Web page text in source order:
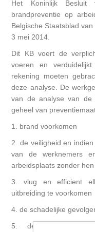
Het Koninlijk Besluit
brandpreventie op
Belgische Staatsblad
3 mei 2014.
Dit KB voert de
voeren en
rekening moeten
deze analyse. De
van de analyse van de
geheel van
1. brand voorkomen
2. de veiligheid en
van de werknemers
arbeidsplaats zonder
3. vlug en efficient
uitbreiding te voorkomen
4. de schadelijke
5. de tussenkomst